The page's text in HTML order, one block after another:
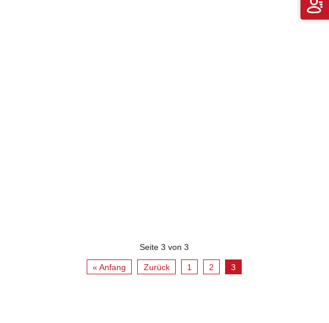
Seite 3 von 3
« Anfang Zurück 1 2 3